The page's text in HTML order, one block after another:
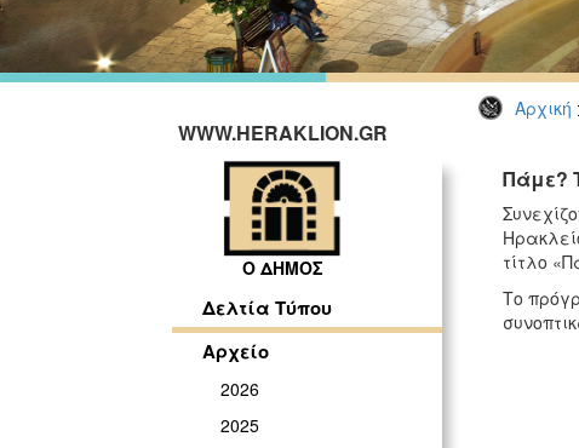
Αρχική
WWW.HERAKLION.GR
Ο ΔΗΜΟΣ
Δελτία Τύπου
Αρχείο
2026
2025
Πάμε?
τίτλο
Το